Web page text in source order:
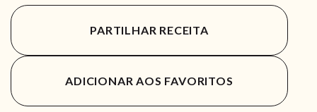
PARTILHAR RECEITA
ADICIONAR AOS FAVORITOS